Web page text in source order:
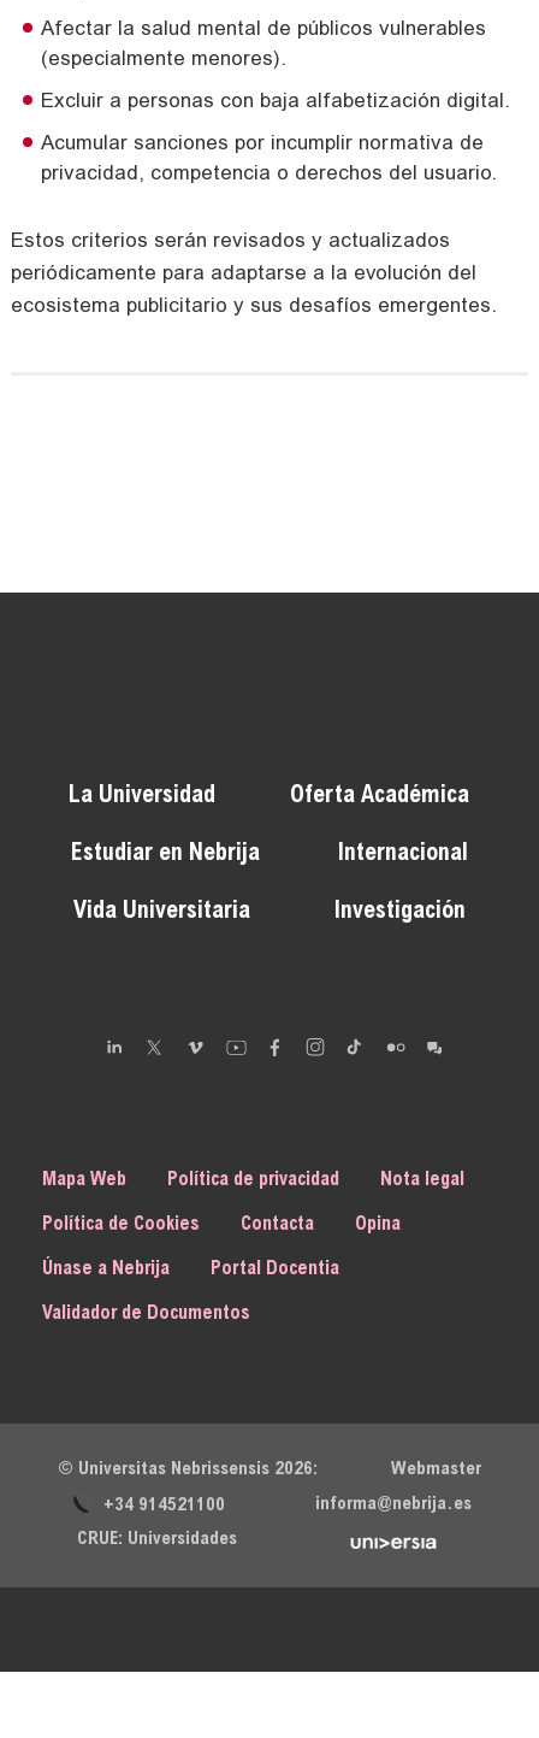
Afectar la salud mental de públicos vulnerables
(especialmente menores).
Excluir a personas con baja alfabetización digital.
Acumular sanciones por incumplir normativa de
privacidad, competencia o derechos del usuario.
Estos criterios serán revisados y actualizados
periódicamente para adaptarse a la evolución del
ecosistema publicitario y sus desafíos emergentes.
La Universidad Oferta Académica
Estudiar en Nebrija Internacional
Vida Universitaria Investigación
Mapa Web Política de privacidad Nota legal
Política de Cookies Contacta Opina
Únase a Nebrija Portal Docentia
Validador de Documentos
© Universitas Nebrissensis 2026:
retsambeW
+34 914521100
informa@nebrija.es
CRUE: Universidades